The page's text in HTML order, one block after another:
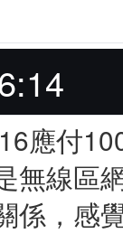
應付
無線區
係，感